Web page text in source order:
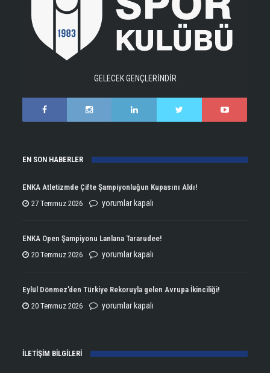
GELECEK GENÇLERİNDİR
EN SON HABERLER
ENKA Atletizmde Çifte Şampiyonluğun Kupasını Aldı!
27 Temmuz 2026
ENKA
Çifte
Şampiyonluğun
yorumlar kapalı
ENKA Open Şampiyonu Lanlana Tararudee!
20 Temmuz 2026
ENKA
Şampiyonu
Lanlana
yorumlar kapalı
Eylül Dönmez’den Türkiye Rekoruyla gelen Avrupa İkinciliği!
20 Temmuz 2026
Eylül
Rekoruyla
yorumlar kapalı
İLETİŞİM BİLGİLERİ